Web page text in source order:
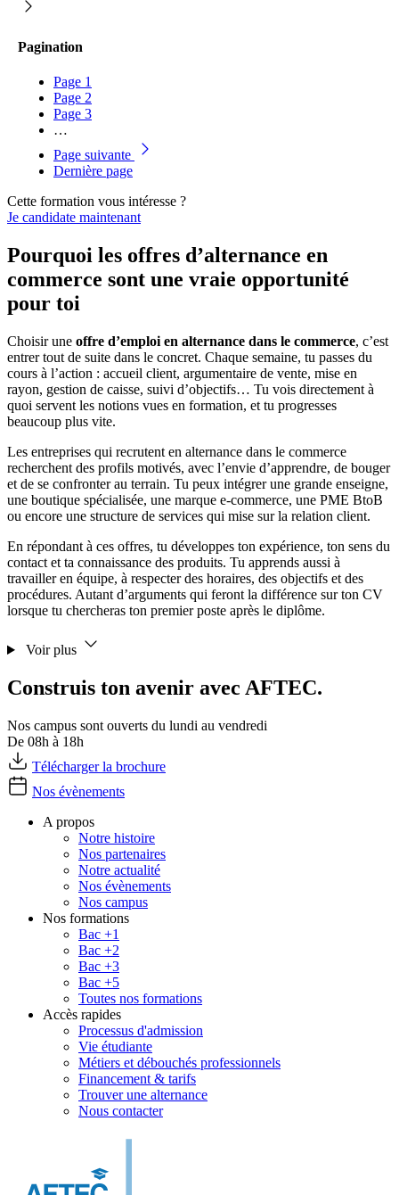
Pagination
Page 1
Page 2
Page 3
…
Page suivante
Dernière page
Cette formation vous intéresse ?
Je candidate maintenant
Pourquoi les offres d’alternance en
commerce sont une vraie opportunité
pour toi
Choisir une offre d’emploi en alternance dans le commerce, c’est
entrer tout de suite dans le concret. Chaque semaine, tu passes du
cours à l’action : accueil client, argumentaire de vente, mise en
rayon, gestion de caisse, suivi d’objectifs… Tu vois directement à
quoi servent les notions vues en formation, et tu progresses
beaucoup plus vite.
Les entreprises qui recrutent en alternance dans le commerce
recherchent des profils motivés, avec l’envie d’apprendre, de bouger
et de se confronter au terrain. Tu peux intégrer une grande enseigne,
une boutique spécialisée, une marque e-commerce, une PME BtoB
ou encore une structure de services qui mise sur la relation client.
En répondant à ces offres, tu développes ton expérience, ton sens du
contact et ta connaissance des produits. Tu apprends aussi à
travailler en équipe, à respecter des horaires, des objectifs et des
procédures. Autant d’arguments qui feront la différence sur ton CV
lorsque tu chercheras ton premier poste après le diplôme.
Voir plus
Construis ton avenir avec AFTEC.
Nos campus sont ouverts du lundi au vendredi
De 08h à 18h
Télécharger la brochure
Nos évènements
A propos
Notre histoire
Nos partenaires
Notre actualité
Nos évènements
Nos campus
Nos formations
Bac +1
Bac +2
Bac +3
Bac +5
Toutes nos formations
Accès rapides
Processus d'admission
Vie étudiante
Métiers et débouchés professionnels
Financement & tarifs
Trouver une alternance
Nous contacter